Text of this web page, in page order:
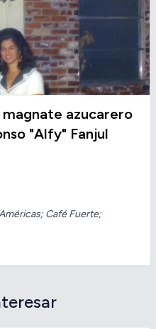
magnate azucarero
"Alfy" Fanjul
Café Fuerte;